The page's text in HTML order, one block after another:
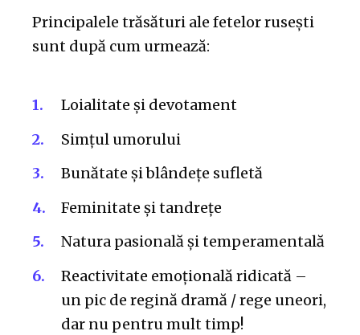
Principalele trăsături ale fetelor rusești
sunt după cum urmează:
Loialitate și devotament
Simțul umorului
Bunătate și blândețe sufletă
Feminitate și tandrețe
Natura pasională și temperamentală
Reactivitate emoțională ridicată –
un pic de regină dramă / rege uneori,
dar nu pentru mult timp!